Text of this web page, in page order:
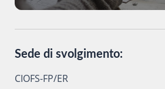
Sede di svolgimento:
CIOFS-FP/ER